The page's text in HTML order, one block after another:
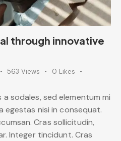
through innovative
563 Views 0 Likes
sodales, sed elementum mi
egestas nisi in consequat.
Cras sollicitudin,
Integer tincidunt. Cras